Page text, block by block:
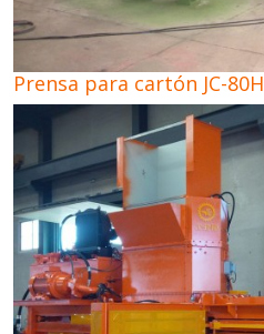
Prensa para cartón JC-80H